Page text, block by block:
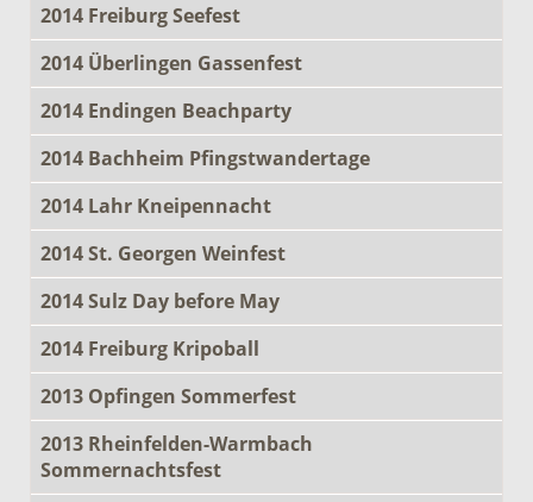
2014 Freiburg Seefest
2014 Überlingen Gassenfest
2014 Endingen Beachparty
2014 Bachheim Pfingstwandertage
2014 Lahr Kneipennacht
2014 St. Georgen Weinfest
2014 Sulz Day before May
2014 Freiburg Kripoball
2013 Opfingen Sommerfest
2013 Rheinfelden-Warmbach
Sommernachtsfest